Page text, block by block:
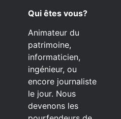
Qui êtes vous?
Animateur du
patrimoine,
informaticien,
ingénieur, ou
encore journaliste
le jour. Nous
devenons les